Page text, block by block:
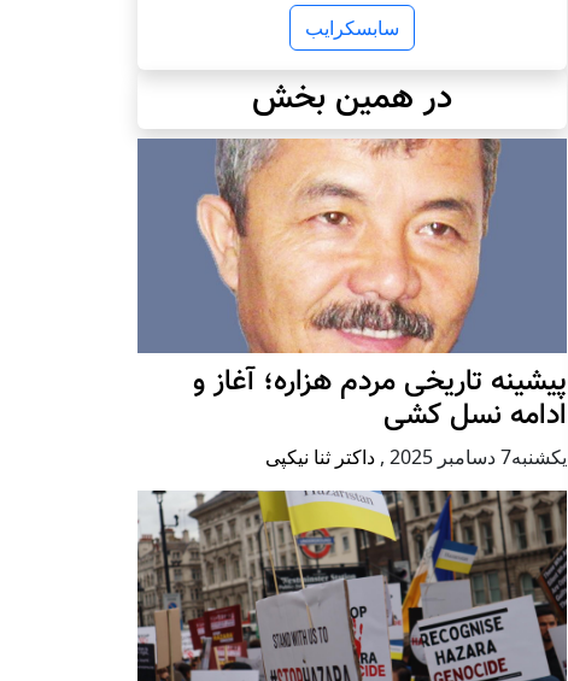
سابسکرایب
در همین بخش
پيشينه تاريخی مردم هزاره؛ آغاز و
ادامه نسل کشی
يكشنبه7 دسامبر 2025 , داکتر ثنا نیکپی